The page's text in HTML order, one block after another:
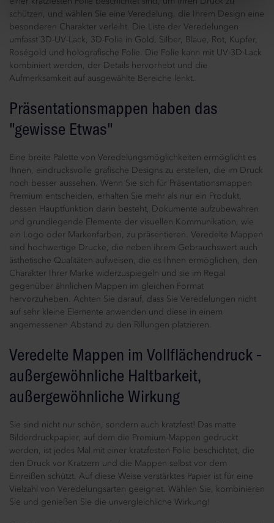
schützen, und wählen Sie eine Veredelung, die Ihrem Design eine
besonderen Charakter verleiht. Die Liste der Veredelungen
umfasst 3D-UV-Lack, 3D-Folie in Gold, Silber, Blaue, Rot, Kupfer,
Roségold und holografische Folie. Die Folie kann mit UV-3D-Lack
kombiniert werden, der Details hervorhebt und die
Aufmerksamkeit auf ausgewählte Bereiche lenkt.
Präsentationsmappen haben das
"gewisse Etwas"
Eine breite Palette von Veredelungsmöglichkeiten ermöglicht es
Ihnen, eindrucksvolle grafische Designs zu erstellen, die im Druck
noch besser aussehen. Wenn Sie sich für Präsentationsmappen
Premium entscheiden, erhalten Sie mehr als nur ein Produkt,
dessen Hauptfunktion darin besteht, Dokumente aufzubewahren
und grundlegende Elemente der visuellen Kommunikation, wie
ein Logo oder Markenfarben, zu präsentieren. Veredelte Mappen
sind hochwertige Drucke, die neben ihrem Gebrauchswert auch
ästhetische Qualitäten aufweisen, die es Ihnen ermöglichen, den
Charakter Ihrer Marke widerzuspiegeln und sie im Regal
gegenüber ähnlichen Mappen im gleichen Format
hervorzuheben. Achten Sie darauf, dass Sie Veredelungen nicht
auf sehr kleine Elemente anwenden und diese in einem
angemessenen Abstand zu den Rillungen platzieren.
Veredelte Mappen im Vollflächendruck -
außergewöhnliche Haltbarkeit,
außergewöhnliche Wirkung
Sie sind nicht nur schön, sondern auch kratzfest! Das matte
Bilderdruckpapier, auf dem die Premium-Mappen gedruckt
werden, ist jedes Mal mit einer kratzfesten Folie beschichtet, die
den Druck vor Kratzern und die Mappen selbst vor dem
Einreißen schützt. Auf diese Weise verstärktes Papier ist für eine
Vielzahl von Veredelungsarten geeignet. Wählen Sie, kombinieren
Sie und genießen Sie die unvergleichliche Wirkung!